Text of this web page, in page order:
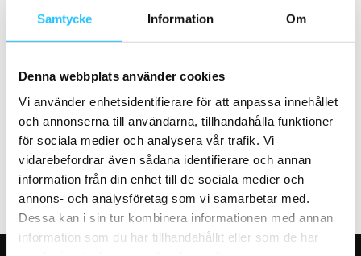
Samtycke Information Om
Denna webbplats använder cookies
Vi använder enhetsidentifierare för att anpassa innehållet
och annonserna till användarna, tillhandahålla funktioner
för sociala medier och analysera vår trafik. Vi
vidarebefordrar även sådana identifierare och annan
information från din enhet till de sociala medier och
annons- och analysföretag som vi samarbetar med.
Dessa kan i sin tur kombinera informationen med annan
information som du har tillhandahållit eller som de har
I huvudet på Alexander Hed,
Qicraft/Technogym:
Trendspaningar 2022
SATS lanserar nytt HIIT-
koncept